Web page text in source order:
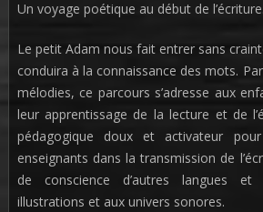
Un voyage poétique au début de l’écriture.
Le petit Adam nous fait entrer sans
conduira à la connaissance des mots.
mélodies, ce parcours s’adresse aux
leur apprentissage de la lecture et de
pédagogique doux et activateur
enseignants dans la transmission de
de conscience d’autres langues
illustrations et aux univers sonores.